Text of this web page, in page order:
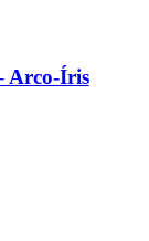
Arco-Íris